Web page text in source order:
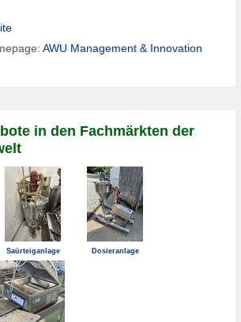
AWU Management & Innovation
in den Fachmärkten der
Saürteiganlage Dosieranlage